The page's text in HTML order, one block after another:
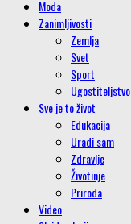
Moda
Zanimljivosti
Zemlja
Svet
Sport
Ugostiteljstvo
Sve je to život
Edukacija
Uradi sam
Zdravlje
Životinje
Priroda
Video